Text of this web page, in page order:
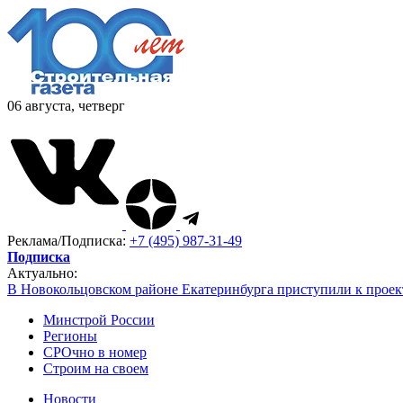
06 августа, четверг
Реклама/Подписка: +7 (495) 987-31-49
Подписка
Актуально:
В Новокольцовском районе Екатеринбурга приступили к
Минстрой России
Регионы
СРОчно в номер
Строим на своем
Новости